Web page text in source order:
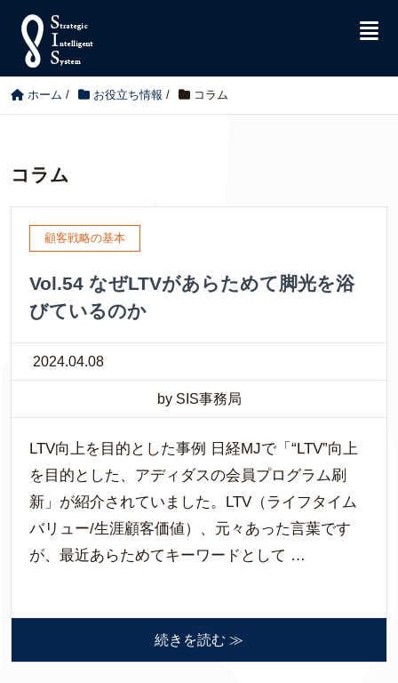
ホーム / お役立ち情報 / コラム
コラム
顧客戦略の基本
Vol.54 なぜLTVがあらためて脚光を浴
びているのか
2024.04.08
by SIS事務局
LTV向上を目的とした事例 日経MJで「“LTV”向上
を目的とした、アディダスの会員プログラム刷
新」が紹介されていました。LTV（ライフタイム
バリュー/生涯顧客価値）、元々あった言葉です
が、最近あらためてキーワードとして …
続きを読む ≫